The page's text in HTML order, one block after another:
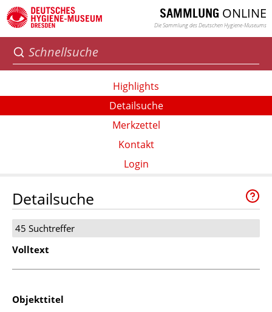
SAMMLUNG ONLINE
Die Sammlung des Deutschen Hygiene-Museums
Highlights
Detailsuche
Merkzettel
Kontakt
Login
Detailsuche
45 Suchtreffer
Volltext
Objekttitel